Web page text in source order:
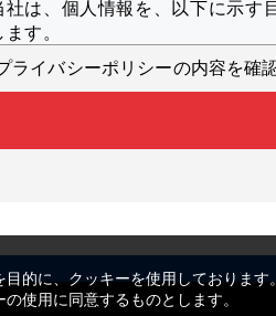
社は、個人情報を、以下に示す
ます。
本サービスのユーザ個人に
統計的分析により本サービ
本サービスに対するお問い
その他、上記の利用目的に
ッキーについて
ライバシーポリシーの内容を確
的に、クッキーを使用しておりま
使用に同意するものとします。